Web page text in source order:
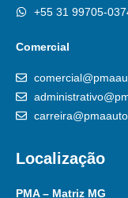
+55 31 99705-
Comercial
Localização
PMA – Matriz MG